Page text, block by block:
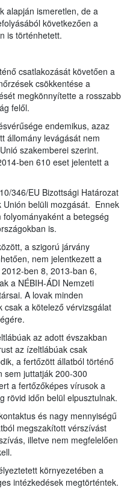
alapján ismeretlen, de a
következően a
is történhetett.
csatlakozását követően a
csökkentése a
megkönnyítette a rosszabb
felől.
endemikus, azaz
állomány levágását nem
szakemberei szerint.
ben 610 eset jelentett a
346/EU Bizottsági Határozat
belüli mozgását. Ennek
a betegség
is.
a szigorú járvány
nem jelentkezett a
ben 8, 2013-ban 6,
a NÉBIH-ÁDI Nemzeti
A lovak minden
csak a kötelező vérvizsgálat
az adott évszakban
az ízeltlábúak csak
a fertőzött állatból történő
sem juttatják 200-300
a fertőzőképes vírusok a
rövid időn belül elpusztulnak.
és nagy mennyiségű
megszakított vérszívást
illetve nem megfelelően
környezetében a
intézkedések megtörténtek.